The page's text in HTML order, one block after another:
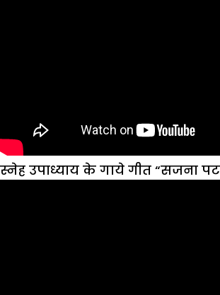
स्नेह उपाध्याय के गाये गीत “सजना